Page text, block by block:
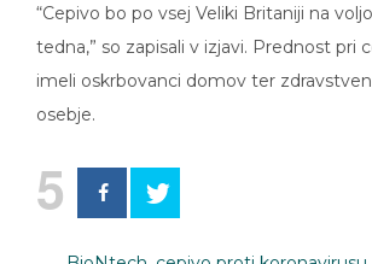
“Cepivo bo po vsej Veliki Britaniji na
tedna,” so zapisali v izjavi. Prednost pri
imeli oskrbovanci domov ter
osebje.
5